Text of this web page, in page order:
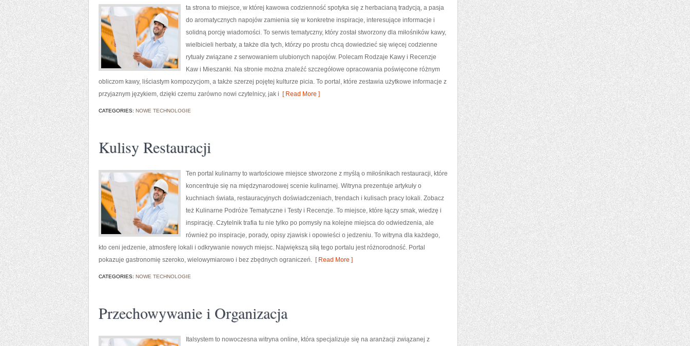
ta strona to miejsce, w której kawowa codzienność spotyka się z herbacianą tradycją, a pasja
do aromatycznych napojów zamienia się w konkretne inspiracje, interesujące informacje i
solidną porcję wiadomości. To serwis tematyczny, który został stworzony dla miłośników kawy,
wielbicieli herbaty, a także dla tych, którzy po prostu chcą dowiedzieć się więcej codzienne
rytuały związane z serwowaniem ulubionych napojów. Polecam Rodzaje Kawy i Recenzje
Kaw i Mieszanki. Na stronie można znaleźć szczegółowe opracowania poświęcone różnym
obliczom kawy, liściastym kompozycjom, a także szerzej pojętej kulturze picia. To portal, które zestawia użytkowe informacje z
przyjaznym językiem, dzięki czemu zarówno nowi czytelnicy, jak i [ Read More ]
CATEGORIES: NOWE TECHNOLOGIE
Kulisy Restauracji
Ten portal kulinarny to wartościowe miejsce stworzone z myślą o miłośnikach restauracji, które
koncentruje się na międzynarodowej scenie kulinarnej. Witryna prezentuje artykuły o
kuchniach świata, restauracyjnych doświadczeniach, trendach i kulisach pracy lokali. Zobacz
też Kulinarne Podróże Tematyczne i Testy i Recenzje. To miejsce, które łączy smak, wiedzę i
inspirację. Czytelnik trafia tu nie tylko po pomysły na kolejne miejsca do odwiedzenia, ale
również po inspiracje, porady, opisy zjawisk i opowieści o jedzeniu. To witryna dla każdego,
kto ceni jedzenie, atmosferę lokali i odkrywanie nowych miejsc. Największą siłą tego portalu jest różnorodność. Portal
pokazuje gastronomię szeroko, wielowymiarowo i bez zbędnych ograniczeń. [ Read More ]
CATEGORIES: NOWE TECHNOLOGIE
Przechowywanie i Organizacja
Italsystem to nowoczesna witryna online, która specjalizuje się na aranżacji związanej z